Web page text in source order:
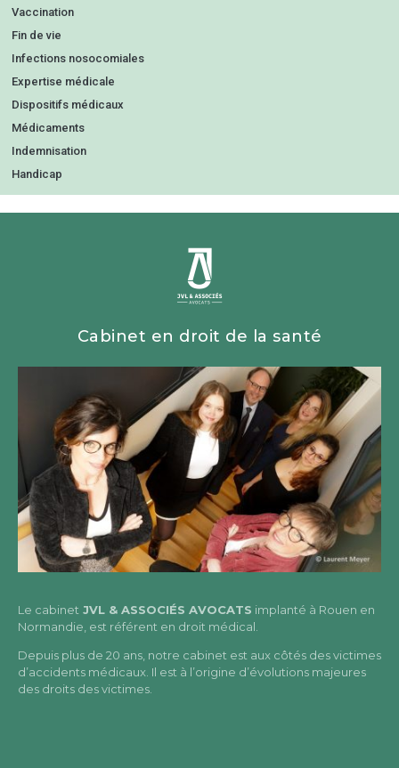
Vaccination
Fin de vie
Infections nosocomiales
Expertise médicale
Dispositifs médicaux
Médicaments
Indemnisation
Handicap
Cabinet en droit de la santé
Le cabinet JVL & ASSOCIÉS AVOCATS implanté à Rouen en
Normandie, est référent en droit médical.
Depuis plus de 20 ans, notre cabinet est aux côtés des victimes
d’accidents médicaux. Il est à l’origine d’évolutions majeures
des droits des victimes.